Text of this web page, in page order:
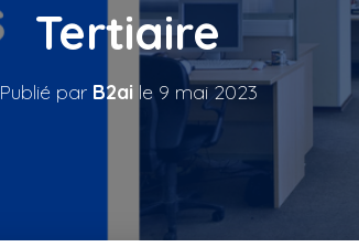
Tertiaire
Publié par B2ai le 9 mai 2023